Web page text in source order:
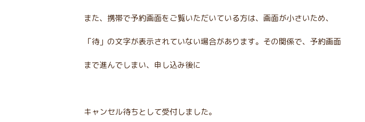
また、携帯で予約画面をご覧いただいている方は、画面が小さいため、
「待」の文字が表示されていない場合があります。その関係で、予約画面
まで進んでしまい、申し込み後に
キャンセル待ちとして受付しました。